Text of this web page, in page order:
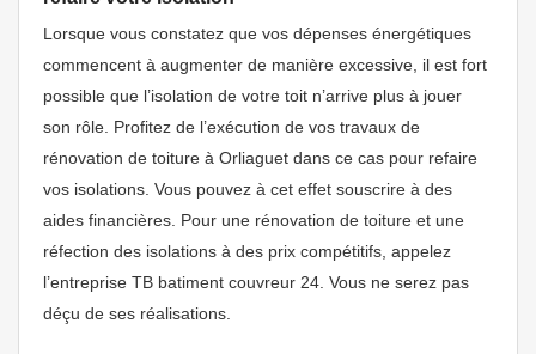
Lorsque vous constatez que vos dépenses énergétiques
commencent à augmenter de manière excessive, il est fort
possible que l’isolation de votre toit n’arrive plus à jouer
son rôle. Profitez de l’exécution de vos travaux de
rénovation de toiture à Orliaguet dans ce cas pour refaire
vos isolations. Vous pouvez à cet effet souscrire à des
aides financières. Pour une rénovation de toiture et une
réfection des isolations à des prix compétitifs, appelez
l’entreprise TB batiment couvreur 24. Vous ne serez pas
déçu de ses réalisations.